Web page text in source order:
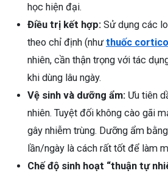
học hiện đại.
Điều trị kết hợp: Sử dụng các
theo chỉ định (nhưthuốc
nhiên, cần thận trọng với tác
khi dùng lâu ngày.
Vệ sinh và dưỡng ẩm: Ưu tiên
nhiên. Tuyệt đối không cào gãi
gây nhiễm trùng. Dưỡng ẩm
lần/ngày là cách rất tốt để làm
Chế độ sinh hoạt “thuận tự